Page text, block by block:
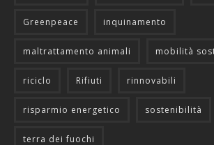
Greenpeace inquinamento
maltrattamento animali mobilità
riciclo Rifiuti rinnovabili
risparmio energetico sostenibilità
terra dei fuochi